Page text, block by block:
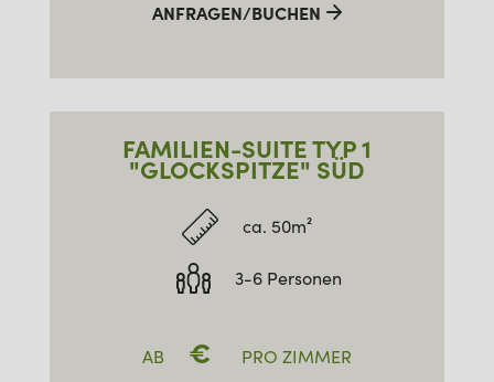
ANFRAGEN/BUCHEN
FAMILIEN-SUITE TYP 1
"GLOCKSPITZE" SÜD
ca. 50m²
3-6 Personen
AB € PRO ZIMMER